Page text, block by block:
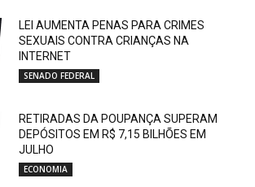
LEI AUMENTA PENAS PARA CRIMES
SEXUAIS CONTRA CRIANÇAS NA
INTERNET
SENADO FEDERAL
RETIRADAS DA POUPANÇA SUPERAM
DEPÓSITOS EM R$ 7,15 BILHÕES EM
JULHO
ECONOMIA